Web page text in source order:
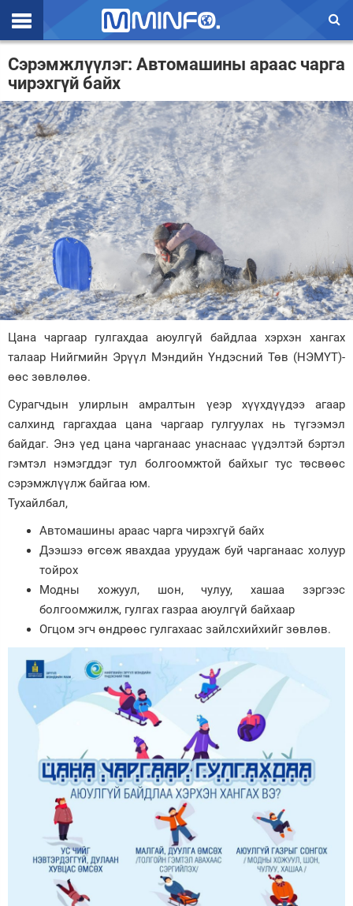
Эхлэл
Цаг агаар
Валют ханш
Улс төр
Эдийн засаг
Үзэл бодол
Спорт
Нийгэм
Дэлхий
Энтертайнмэнт
Зурхай
Сэрэмжлүүлэг: Автомашины араас чарга
чирэхгүй байх
Цана чаргаар гулгахдаа аюулгүй байдлаа хэрхэн хангах
талаар Нийгмийн Эрүүл Мэндийн Үндэсний Төв (НЭМҮТ)-
өөс зөвлөлөө.
Сурагчдын улирлын амралтын үеэр хүүхдүүдээ агаар
салхинд гаргахдаа цана чаргаар гулгуулах нь түгээмэл
байдаг. Энэ үед цана чарганаас унаснаас үүдэлтэй бэртэл
гэмтэл нэмэгддэг тул болгоомжтой байхыг тус төсвөөс
сэрэмжлүүлж байгаа юм.
Тухайлбал,
Автомашины араас чарга чирэхгүй байх
Дээшээ өгсөж явахдаа уруудаж буй чарганаас холуур
тойрох
Модны хожуул, шон, чулуу, хашаа зэргээс
болгоомжилж, гулгах газраа аюулгүй байхаар
Огцом эгч өндрөөс гулгахаас зайлсхийхийг зөвлөв.